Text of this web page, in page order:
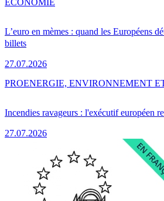
L’euro en mèmes : quand les Européens
billets
27.07.2026
Incendies ravageurs : l'exécutif européen
27.07.2026
PROENERGIE, ENVIRONNEMENT